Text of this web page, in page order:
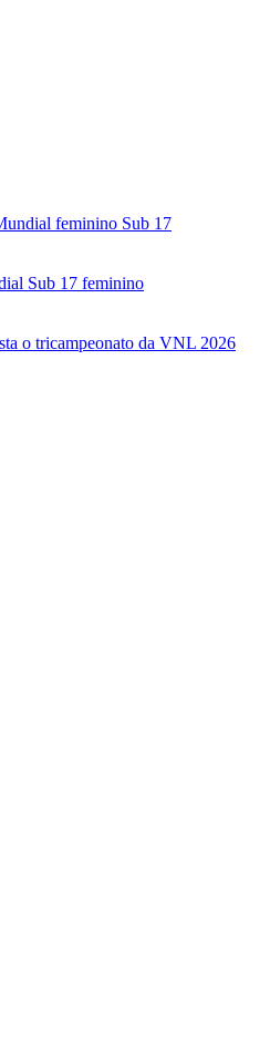
feminino Sub 17
Sub 17 feminino
o tricampeonato da VNL 2026